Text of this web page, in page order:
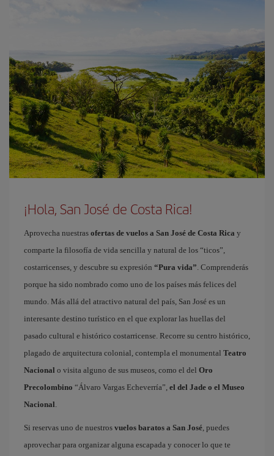
¡Hola, San José de Costa Rica!
Aprovecha nuestras ofertas de vuelos a San José de Costa Rica y
comparte la filosofía de vida sencilla y natural de los “ticos”,
costarricenses, y descubre su expresión “Pura vida” . Comprenderás
porque ha sido nombrado como uno de los países más felices del
mundo. Más allá del atractivo natural del país, San José es un
interesante destino turístico en el que explorar las huellas del
pasado cultural e histórico costarricense. Recorre su centro histórico,
plagado de arquitectura colonial, contempla el monumental Teatro
Nacional o visita alguno de sus museos, como el del Oro
Precolombino “Álvaro Vargas Echeverría”, el del Jade o el Museo
Nacional
Si reservas uno de nuestros vuelos baratos a San José , puedes
aprovechar para organizar alguna escapada y conocer lo que te